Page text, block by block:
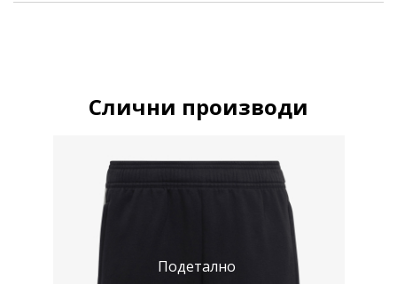
Слични производи
Подетално